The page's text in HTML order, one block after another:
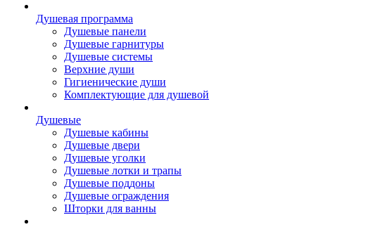
Душевая программа
Душевые панели
Душевые гарнитуры
Душевые системы
Верхние души
Гигиенические души
Комплектующие для душевой
Душевые
Душевые кабины
Душевые двери
Душевые уголки
Душевые лотки и трапы
Душевые поддоны
Душевые ограждения
Шторки для ванны